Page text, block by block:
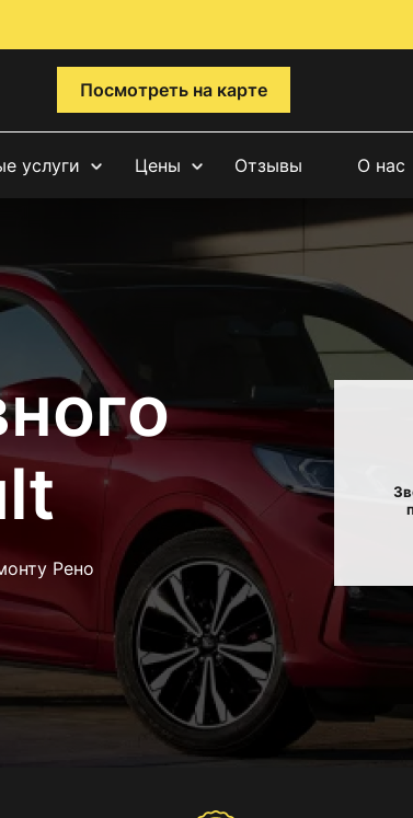
Посмотреть на карте
услуги Цены Отзывы О нас
Рено